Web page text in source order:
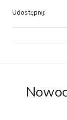
Udostępnij: